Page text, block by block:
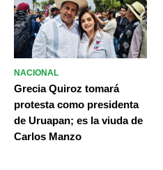
NACIONAL
Grecia Quiroz tomará
protesta como presidenta
de Uruapan; es la viuda de
Carlos Manzo